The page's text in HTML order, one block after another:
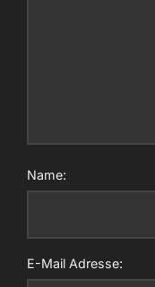
Name:
E-Mail Adresse: